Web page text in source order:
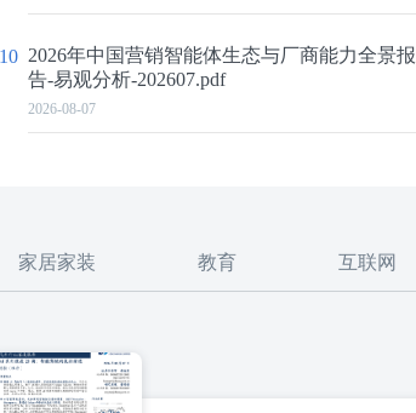
10 2026年中国营销智能体生态与厂商能力全景报
告-易观分析-202607.pdf
2026-08-07
家居家装 教育 互联网